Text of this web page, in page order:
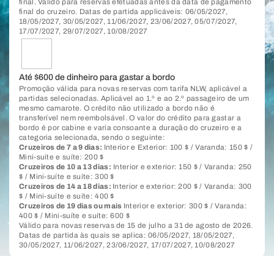
final. Válido para reservas efetuadas antes da data de pagamento
final do cruzeiro. Datas de partida applicáveis: 06/05/2027,
18/05/2027, 30/05/2027, 11/06/2027, 23/06/2027, 05/07/2027,
17/07/2027, 29/07/2027, 10/08/2027
Até $600 de dinheiro para gastar a bordo
Promoção válida para novas reservas com tarifa NLW, aplicável a
partidas selecionadas. Aplicável ao 1.º e ao 2.º passageiro de um
mesmo camarote. O crédito não utilizado a bordo não é
transferível nem reembolsável. O valor do crédito para gastar a
bordo é por cabine e varia consoante a duração do cruzeiro e a
categoria selecionada, sendo o seguinte:
Cruzeiros de 7 a 9 dias: Interior e Exterior: 100 $ / Varanda: 150 $ /
Mini-suíte e suíte: 200 $
Cruzeiros de 10 a 13 dias: Interior e exterior: 150 $ / Varanda: 250
$ / Mini-suíte e suíte: 300 $
Cruzeiros de 14 a 18 dias: Interior e exterior: 200 $ / Varanda: 300
$ / Mini-suíte e suíte: 400 $
Cruzeiros de 19 dias ou mais Interior e exterior: 300 $ / Varanda:
400 $ / Mini-suíte e suíte: 600 $
Válido para novas reservas de 15 de julho a 31 de agosto de 2026.
Datas de partida às quais se aplica: 06/05/2027, 18/05/2027,
30/05/2027, 11/06/2027, 23/06/2027, 17/07/2027, 10/08/2027